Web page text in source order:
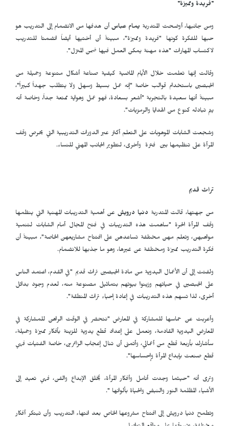
"فريدة ومميزة"
ومن جانبها، أوضحت المتدربة يمام عباس أن هدفها من الانضمام إلى التدريب هو
حبها للفكرة كونها "فريدة ومميزة"، مبينةً أن أختيها أيضاً انضمتا للتدريب
لاكتساب المهارات "هذه مهنة يمكن العمل فيها ضمن المنزل".
وقالت إنها تعلمت خلال الأيام الماضية كيفية صناعة أشكال متنوعة وجميلة من
الجبصين باستخدام قوالب خاصة "إنه عمل بسيط وسهل ولا يتطلب جهداً كبيراً"،
مبينةً أنها سعيدة بالتجربة "أشعر بسعادة، فهو عمل وهواية ممتعة جداً، وخاصة أنه
يتم تبادله كنوع من الهدايا والرمزيات".
وشجعت الشابات الموهوبات على التعلم أكثر عبر الدورات التدريبية التي يحرص وقف
المرأة على تنظيمها بين فترة وأخرى، لتطوير الجانب المهني للنساء.
تراث قديم
من جهتها، قالت المتدربة دنيا درويش عن أهمية التدريبات المهنية التي ينظمها
وقف المرأة الحرة "ساهمت هذه التدريبات في فتح المجال أمام الشابات لتنمية
مواهبهن، وتعلم مهن مختلفة تساعدهن على افتتاح مشاريعهن الخاصة"، مبينةً أن
فكرة التدريب مميزة ومختلفة عن غيرها، وهو ما جذبها للانضمام.
ولفتت إلى أن الأعمال اليدوية من مادة الجبصين تراث قديم "في القدم، اعتمد الناس
على الجبصين في حياتهم وزينوا بيوتهم بتماثيل مصنوعة منه، لعدم وجود بدائل
أخرى، لذا تسهم هذه التدريبات في إعادة إحياء تراث المنطقة".
وأعربت عن حماسها للمشاركة في المعارض "نتحضر في الوقت الراهن للمشاركة في
المعارض اليدوية القادمة، ونعمل على إعداد قطع يدوية للزينة بأفكار مميزة وجميلة،
سأشارك بأربعة قطع من أعمالي، وأتمنى أن تنال إعجاب الزائرين، خاصة الفتيات فهي
قطع صنعت بإبداع المرأة وإحساسها".
وترى أنه "حيثما وجدت أنامل وأفكار المرأة، يُخلق الإبداع والفن، فهي تعيد إلى
الأشياء المظلمة النور والنبض والحياة بألوانها ".
وتطمح دنيا درويش إلى افتتاح مشروعها الخاص بعد انتهاء التدريب وأن تبتكر أفكار